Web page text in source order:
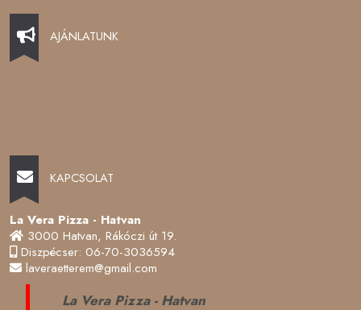
AJÁNLATUNK
KAPCSOLAT
La Vera Pizza - Hatvan
3000 Hatvan, Rákóczi út 19.
Diszpécser: 06-70-3036594
laveraetterem@gmail.com
La Vera Pizza - Hatvan